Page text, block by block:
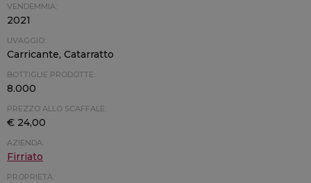
VENDEMMIA:
2021
UVAGGIO:
Carricante, Catarratto
BOTTIGLIE PRODOTTE:
8.000
PREZZO ALLO SCAFFALE:
€ 24,00
AZIENDA:
Firriato
PROPRIETÀ: